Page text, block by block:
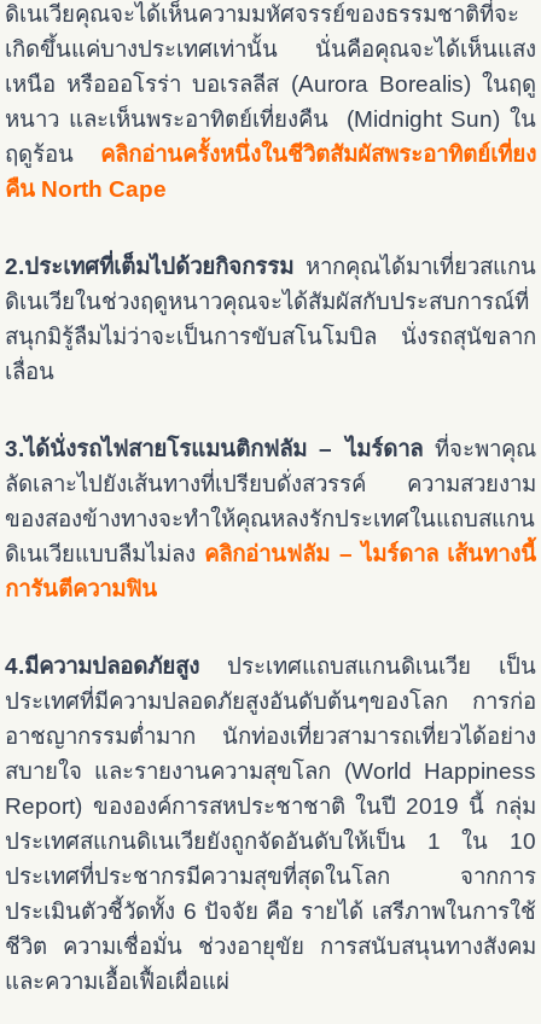
ดิเนเวียคุณจะได้เห็นความมหัศจรรย์ของธรรมชาติที่จะ
เกิดขึ้นแค่บางประเทศเท่านั้น นั่นคือคุณจะได้เห็นแสง
เหนือ หรือออโรร่า บอเรลลีส (Aurora Borealis) ในฤดู
หนาว และเห็นพระอาทิตย์เที่ยงคืน (Midnight Sun) ใน
ฤดูร้อน คลิกอ่านครั้งหนึ่งในชีวิตสัมผัสพระอาทิตย์เที่ยง
คืน North Cape
2.ประเทศที่เต็มไปด้วยกิจกรรม หากคุณได้มาเที่ยวสแกน
ดิเนเวียในช่วงฤดูหนาวคุณจะได้สัมผัสกับประสบการณ์ที่
สนุกมิรู้ลืมไม่ว่าจะเป็นการขับสโนโมบิล นั่งรถสุนัขลาก
เลื่อน
3.ได้นั่งรถไฟสายโรแมนติกฟลัม – ไมร์ดาลที่จะพาคุณ
ลัดเลาะไปยังเส้นทางที่เปรียบดั่งสวรรค์ ความสวยงาม
ของสองข้างทางจะทำให้คุณหลงรักประเทศในแถบสแกน
ดิเนเวียแบบลืมไม่ลง คลิกอ่านฟลัม – ไมร์ดาล เส้นทางนี้
การันตีความฟิน
4.มีความปลอดภัยสูง ประเทศแถบสแกนดิเนเวีย เป็น
ประเทศที่มีความปลอดภัยสูงอันดับต้นๆของโลก การก่อ
อาชญากรรมต่ำมาก นักท่องเที่ยวสามารถเที่ยวได้อย่าง
สบายใจ และรายงานความสุขโลก (World Happiness
Report) ขององค์การสหประชาชาติ ในปี 2019 นี้ กลุ่ม
ประเทศสแกนดิเนเวียยังถูกจัดอันดับให้เป็น 1 ใน 10
ประเทศที่ประชากรมีความสุขที่สุดในโลก จากการ
ประเมินตัวชี้วัดทั้ง 6 ปัจจัย คือ รายได้ เสรีภาพในการใช้
ชีวิต ความเชื่อมั่น ช่วงอายุขัย การสนับสนุนทางสังคม
และความเอื้อเฟื้อเผื่อแผ่